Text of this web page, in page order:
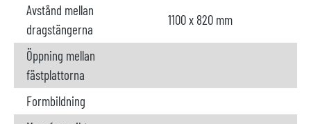
Avstånd mellan
dragstängerna
1100 x 820 mm
Öppning mellan
fästplattorna
Formbildning